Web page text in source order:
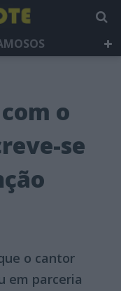
o
se
o cantor
em parceria